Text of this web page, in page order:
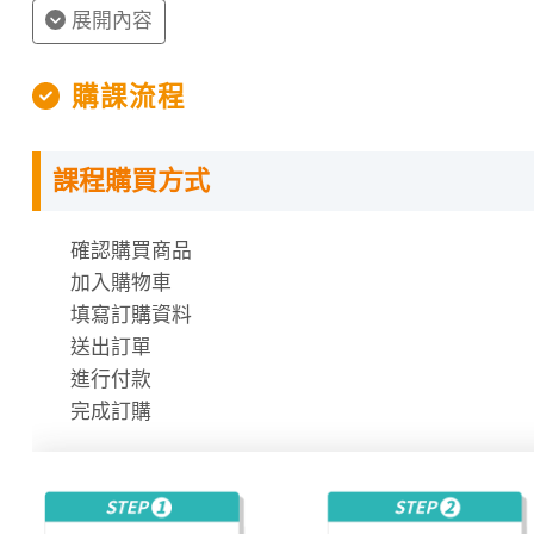
授課程內容
指定教材講義
課程需使用「電腦」「平板」「手機」觀看課程，不
課程有時數限制，時數僅在撥放狀態才會進行扣除。
時數使用說明
展開內容
購課流程
課程購買方式
確認購買商品
加入購物車
填寫訂購資料
送出訂單
進行付款
完成訂購